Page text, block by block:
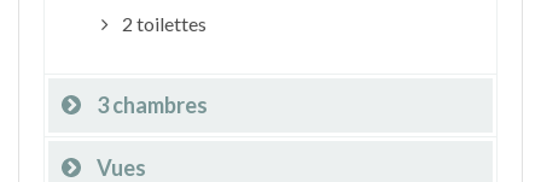
2 toilettes
3 chambres
Vues